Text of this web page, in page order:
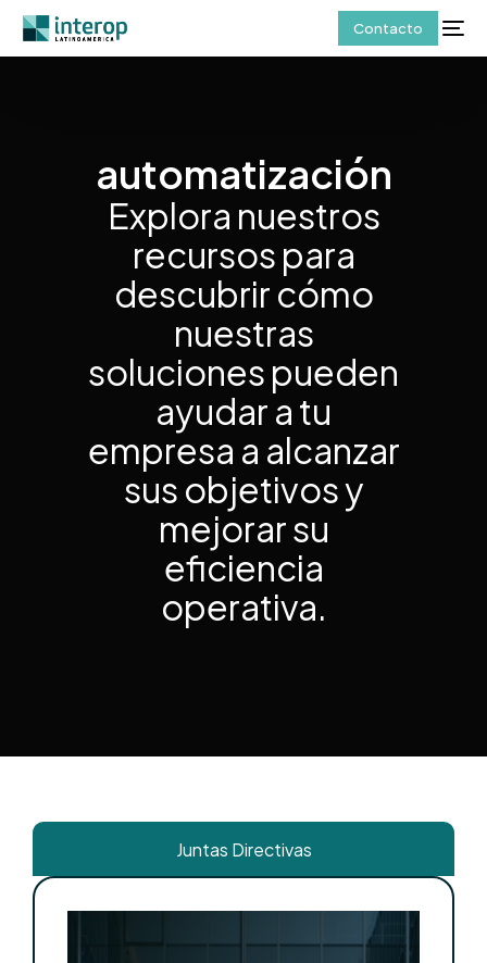
Contacto
automatización
Explora nuestros
recursos para
descubrir cómo
nuestras
soluciones pueden
ayudar a tu
empresa a alcanzar
sus objetivos y
mejorar su
eficiencia
operativa.
Juntas Directivas